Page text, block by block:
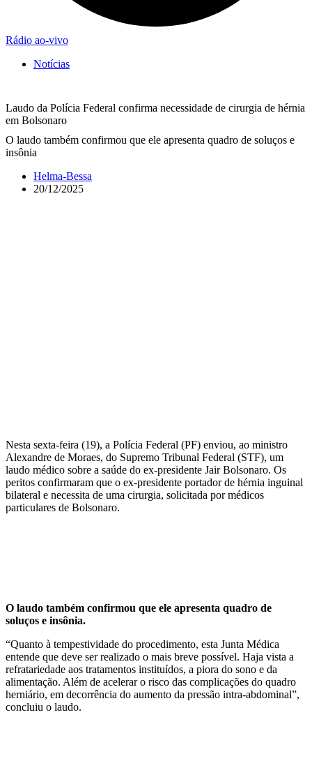
Rádio ao-vivo
Notícias
Laudo da Polícia Federal confirma necessidade de cirurgia de hérnia
em Bolsonaro
O laudo também confirmou que ele apresenta quadro de soluços e
insônia
Helma-Bessa
20/12/2025
Nesta sexta-feira (19), a Polícia Federal (PF) enviou, ao ministro
Alexandre de Moraes, do Supremo Tribunal Federal (STF), um
laudo médico sobre a saúde do ex-presidente Jair Bolsonaro. Os
peritos confirmaram que o ex-presidente portador de hérnia inguinal
bilateral e necessita de uma cirurgia, solicitada por médicos
particulares de Bolsonaro.
O laudo também confirmou que ele apresenta quadro de
soluços e insônia.
“Quanto à tempestividade do procedimento, esta Junta Médica
entende que deve ser realizado o mais breve possível. Haja vista a
refratariedade aos tratamentos instituídos, a piora do sono e da
alimentação. Além de acelerar o risco das complicações do quadro
herniário, em decorrência do aumento da pressão intra-abdominal”,
concluiu o laudo.